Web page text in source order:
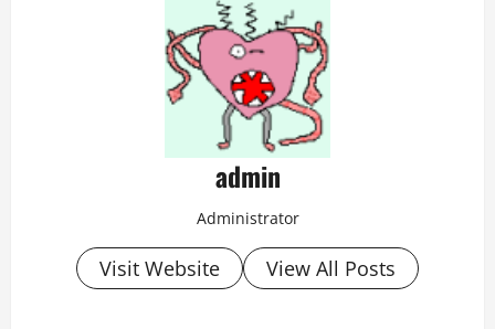
admin
Administrator
Visit Website View All Posts